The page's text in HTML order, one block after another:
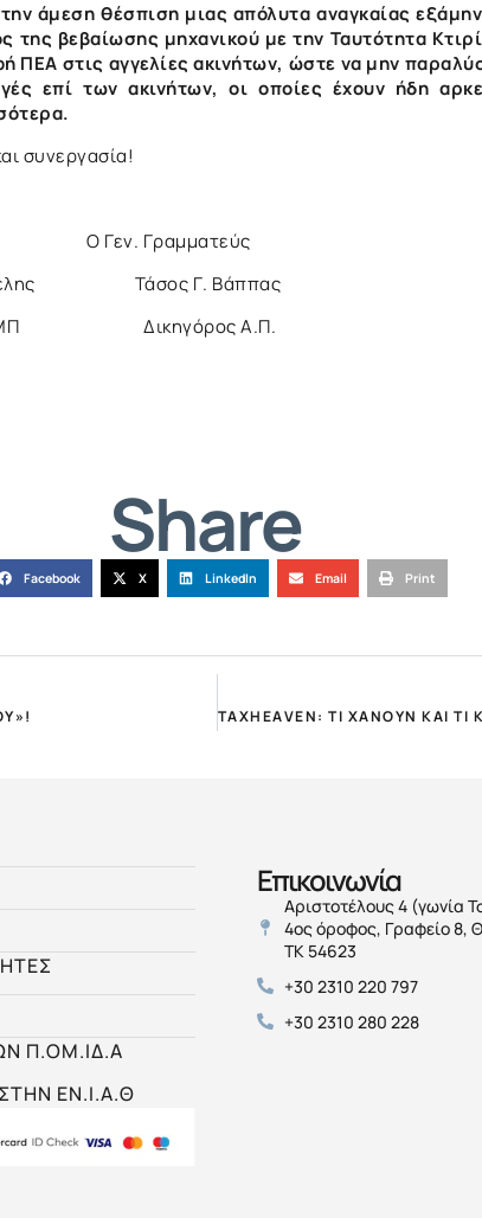
άμεση θέσπιση μιας απόλυτα αναγκαίας
βεβαίωσης μηχανικού με την Ταυτότητα
ΠΕΑ στις αγγελίες ακινήτων, ώστε να μην
επί των ακινήτων, οι οποίες έχουν ήδη
Γραμματεύς
Τάσος Γ. Βάππας
ΕΜΠ Δικηγόρος Α.Π.
Share
Facebook X LinkedIn Email Print
Π.ΟΜ.ΙΔ.Α
ΕΝ.Ι.Α.Θ
Επικοινωνία
Αριστοτέλους 4 (γωνία
4ος όροφος, Γραφείο 8,
ΤΚ 54623
+30 2310 220 797
+30 2310 280 228